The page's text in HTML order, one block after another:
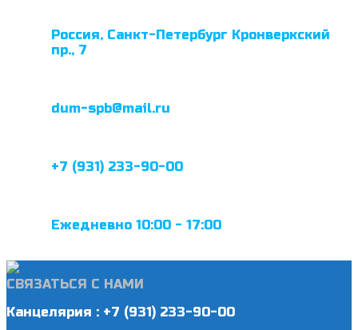
Россия, Санкт-Петербург Кронверкский
пр., 7
dum-spb@mail.ru
+7 (931) 233-90-00
Ежедневно 10:00 - 17:00
СВЯЗАТЬСЯ С НАМИ
Канцелярия : +7 (931) 233-90-00